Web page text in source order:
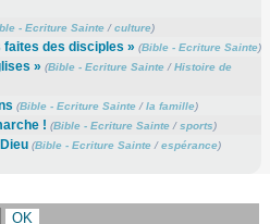
- Ecriture Sainte/culture)
faites des disciples » (Bible - Ecriture Sainte)
» (Bible - Ecriture Sainte/Histoire de
(Bible - Ecriture Sainte/la famille)
! (Bible - Ecriture Sainte/ sports)
(Bible - Ecriture Sainte/espérance)